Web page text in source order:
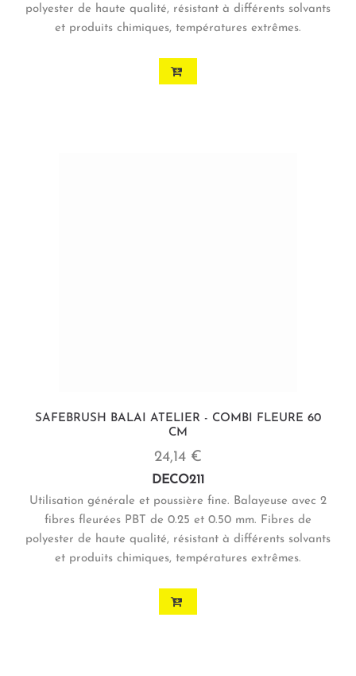
polyester de haute qualité, résistant à différents solvants
et produits chimiques, températures extrêmes.
SAFEBRUSH BALAI ATELIER - COMBI FLEURE 60
CM
24,14 €
DECO211
Utilisation générale et poussière fine. Balayeuse avec 2
fibres fleurées PBT de 0.25 et 0.50 mm. Fibres de
polyester de haute qualité, résistant à différents solvants
et produits chimiques, températures extrêmes.